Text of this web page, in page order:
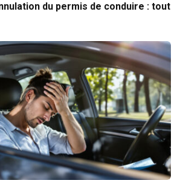
du permis de conduire : tout